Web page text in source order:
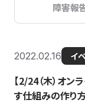
障害報
2022.02.16 イ
【2/24（木）オン
す仕組みの作り